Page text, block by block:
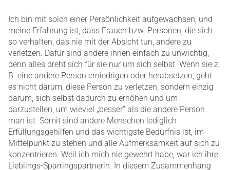
Ich bin mit solch einer Persönlichkeit aufgewachsen, und
meine Erfahrung ist, dass Frauen bzw. Personen, die sich
so verhalten, das nie mit der Absicht tun, andere zu
verletzen. Dafür sind andere ihnen einfach zu unwichtig,
denn alles dreht sich für sie nur um sich selbst. Wenn sie z.
B. eine andere Person erniedrigen oder herabsetzen, geht
es nicht darum, diese Person zu verletzen, sondern einzig
darum, sich selbst dadurch zu erhöhen und um
darzustellen, um wieviel „besser“ als die andere Person
man ist. Somit sind andere Menschen lediglich
Erfüllungsgehilfen und das wichtigste Bedürfnis ist, im
Mittelpunkt zu stehen und alle Aufmerksamkeit auf sich zu
konzentrieren. Weil ich mich nie gewehrt habe, war ich ihre
Lieblings-Sparringspartnerin. In diesem Zusammenhang